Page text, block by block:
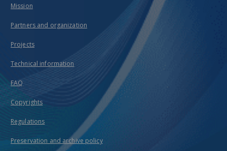
Mission
Partners and organization
Projects
Technical information
FAQ
Copyrights
Regulations
Preservation and archive policy